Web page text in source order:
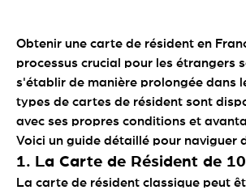
Obtenir une carte de résident en
processus crucial pour les étrangers
s'établir de manière prolongée dans
types de cartes de résident sont
avec ses propres conditions et
Voici un guide détaillé pour naviguer
1. La Carte de Résident de
La carte de résident classique peut